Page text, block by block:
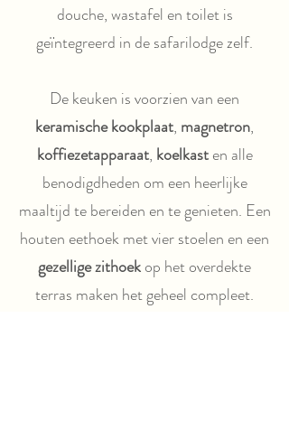
douche, wastafel en toilet is
geïntegreerd in de safarilodge zelf.
De keuken is voorzien van een
keramische kookplaat, magnetron,
koffiezetapparaat, koelkasten alle
benodigdheden om een heerlijke
maaltijd te bereiden en te genieten. Een
houten eethoek met vier stoelen en een
gezellige zithoekop het overdekte
terras maken het geheel compleet.